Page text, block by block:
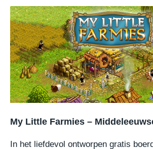
My Little Farmies –
In het liefdevol ontworpen gratis